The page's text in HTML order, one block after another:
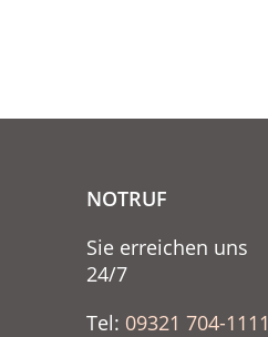
NOTRUF
Sie erreichen uns
24/7
Tel: 09321 704-1111